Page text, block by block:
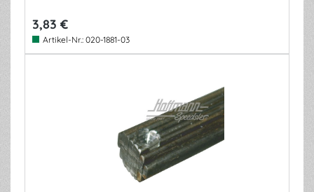
3,83 €
Artikel-Nr.: 020-1881-03